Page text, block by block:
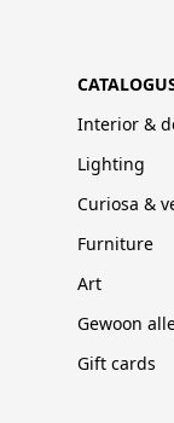
Interior &
Lighting
Curiosa &
Furniture
Art
Gewoon
Gift cards